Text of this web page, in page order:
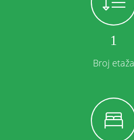
1
Broj etaža